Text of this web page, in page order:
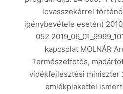
lovasszekérrel
igénybevétele esetén)
052
kapcsolat MOLNÁR
Természetfotós,
vidékfejlesztési miniszter
emlékplakettel